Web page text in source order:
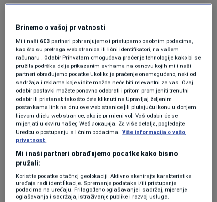
Al Jazeera prenosi da su se pojavile snimke
koje prikazuju posljedice napada.
Oman potvrdio: Nuklearni pregovori
SAD-a i Irana otkazani
SVIJET|14. jun.
Kako je skrenuta pažnja s Gaze
SVIJET|14. jun.
Na snimcima se vidi veliki požar praćen gustim
oblakom tamnog dima.
Luka se nalazi u blizini iranskog gasnog polja
South Pars, najvećeg prirodnog gasnog
nalazišta na svijetu.
Brinemo o vašoj privatnosti
Mi i naši 603 partneri pohranjujemo i pristupamo osobnim podacima,
kao što su pretraga web stranica ili lični identifikatori, na vašem
računaru . Odabir Prihvatam omogućava praćenje tehnologije kako bi se
pružila podrška dolje prikazanim svrhama na osnovu kojih mi i naši
partneri obrađujemo podatke Ukoliko je praćenje onemogućeno, neki od
sadržaja i reklama koje vidite možda neće biti relevantni za vas. Ovaj
odabir postavki možete ponovno odabrati i pritom promijeniti trenutni
odabir ili pristanak tako što ćete kliknuti na Upravljaj željenim
postavkama link na dnu ove web stranice [ili plutajuću ikonu u donjem
lijevom dijelu web stranice, ako je primjenjivo]. Vaš odabir će se
mijenjati u okviru našeg Wеб локација. Za više detalja, pogledajte
Uredbu o postupanju s ličnim podacima. Više informacija o vašoj
privatnosti
Mi i naši partneri obrađujemo podatke kako bismo
pružali:
Koristite podatke o tačnoj geolokaciji. Aktivno skenirajte karakteristike
uređaja radi identifikacije. Spremanje podataka i/ili pristupanje
podacima na uređaju. Prilagođeno oglašavanje i sadržaj, mjerenje
oglašavanja i sadržaja, istraživanje publike i razvoj usluga.